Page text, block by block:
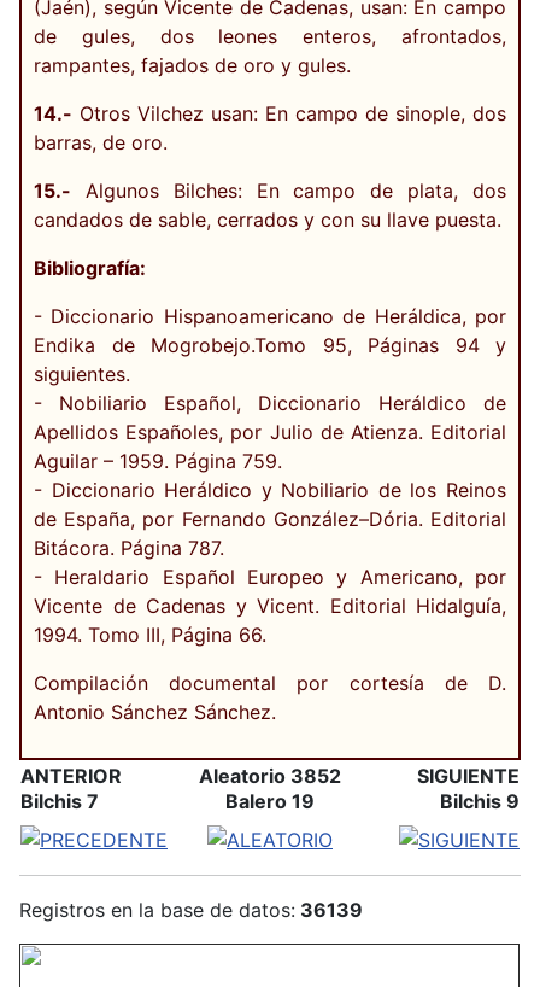
(Jaén), según Vicente de Cadenas, usan: En campo
de gules, dos leones enteros, afrontados,
rampantes, fajados de oro y gules.
14.- Otros Vilchez usan: En campo de sinople, dos
barras, de oro.
15.- Algunos Bilches: En campo de plata, dos
candados de sable, cerrados y con su llave puesta.
Bibliografía:
- Diccionario Hispanoamericano de Heráldica, por
Endika de Mogrobejo.Tomo 95, Páginas 94 y
siguientes.
- Nobiliario Español, Diccionario Heráldico de
Apellidos Españoles, por Julio de Atienza. Editorial
Aguilar – 1959. Página 759.
- Diccionario Heráldico y Nobiliario de los Reinos
de España, por Fernando González–Dória. Editorial
Bitácora. Página 787.
- Heraldario Español Europeo y Americano, por
Vicente de Cadenas y Vicent. Editorial Hidalguía,
1994. Tomo III, Página 66.
Compilación documental por cortesía de D.
Antonio Sánchez Sánchez.
ANTERIOR
Bilchis 7
Aleatorio 3852
Balero 19
SIGUIENTE
Bilchis 9
Registros en la base de datos: 36139